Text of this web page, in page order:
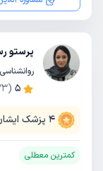
پرستو
روانشناسی
5
(
4 پزشک ایشان
کمترین معطلی